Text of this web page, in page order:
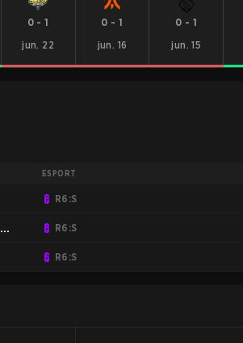
0-1
jun. 22
0 -1
jun. 16
0 - 1
jun. 15
ESPORT
R6:S
R6:S
R6:S